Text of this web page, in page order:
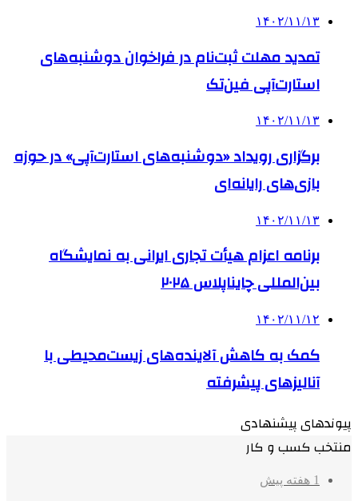
۱۴۰۲/۱۱/۱۳
تمدید مهلت ثبت‌نام در فراخوان دوشنبه‌های
استارت‌آپی فین‌تک
۱۴۰۲/۱۱/۱۳
برگزاری رویداد «دوشنبه‌های استارت‌آپی» در حوزه
بازی‌های رایانه‌ای
۱۴۰۲/۱۱/۱۳
برنامه اعزام هیأت تجاری ایرانی به نمایشگاه
بین‌المللی چایناپلاس ۲۰۲۵
۱۴۰۲/۱۱/۱۲
کمک به کاهش آلاینده‌های زیست‌محیطی با
آنالیزهای پیشرفته
پیوندهای پیشنهادی
منتخب کسب و کار
1 هفته پیش